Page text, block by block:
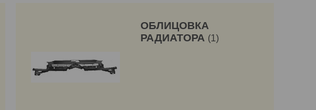
ОБЛИЦОВКА
РАДИАТОРА
1